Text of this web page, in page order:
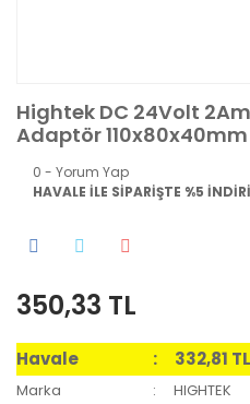
Hightek DC 24Volt
Adaptör 110x80x40mm
0 - Yorum Yap
HAVALE İLE SİPARİŞTE %5
350,33 TL
Havale 332,81
Marka
HIGHTEK